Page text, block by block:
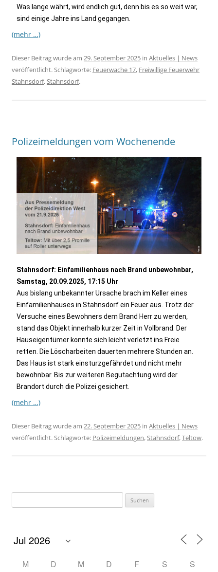
Was lange währt, wird endlich gut, denn bis es so weit war,
sind einige Jahre ins Land gegangen.
(mehr …)
Dieser Beitrag wurde am 29. September 2025 in Aktuelles | News
veröffentlicht. Schlagworte: Feuerwache 17, Freiwillige Feuerwehr
Stahnsdorf,Stahnsdorf.
Polizeimeldungen vom Wochenende
Stahnsdorf: Einfamilienhaus nach Brand unbewohnbar,
Samstag, 20.09.2025, 17:15 Uhr
Aus bislang unbekannter Ursache brach im Keller eines
Einfamilienhauses in Stahnsdorf ein Feuer aus. Trotz der
Versuche eines Bewohners dem Brand Herr zu werden,
stand das Objekt innerhalb kurzer Zeit in Vollbrand. Der
Hauseigentümer konnte sich leicht verletzt ins Freie
retten. Die Löscharbeiten dauerten mehrere Stunden an.
Das Haus ist stark einsturzgefährdet und nicht mehr
bewohnbar. Bis zur weiteren Begutachtung wird der
Brandort durch die Polizei gesichert.
(mehr …)
Dieser Beitrag wurde am 22. September 2025 in Aktuelles | News
veröffentlicht. Schlagworte: Polizeimeldungen,Stahnsdorf,Teltow.
M D M D F S S